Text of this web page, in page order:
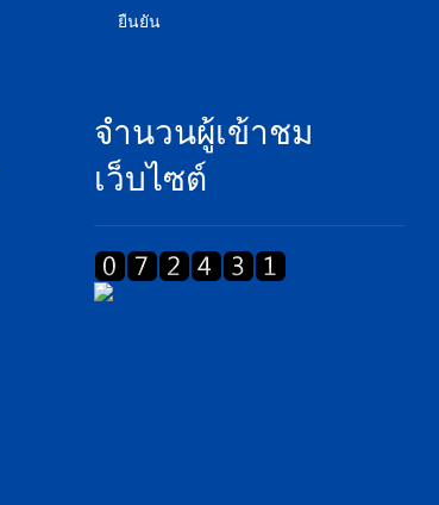
ยืนยัน
จำนวนผู้เข้าชม
เว็บไซต์